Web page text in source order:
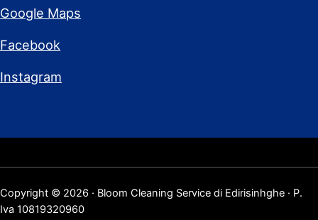
Google Maps
Facebook
Instagram
Copyright © 2026 · Bloom Cleaning Service di Edirisinhghe · P.
Iva 10819320960